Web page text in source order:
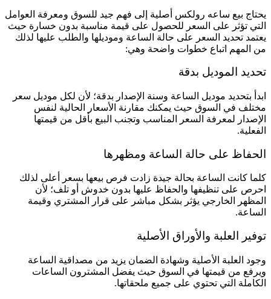
يحتاج بيع ساعه رولكس أصلية إلى فهم جيد للسوق ومعرفة العوامل
التي تؤثر على السعر للحصول على قيمة مناسبة بدون خسارة حيث
يعتمد تحديد السعر على حالة الساعة وموديلها والطلب عليها لذلك
من المهم اتباع خطوات واضحة وهي:
تحديد الموديل بدقة
ابدأ بتحديد موديل الساعة وسنة الإصدار بدقة؛ لأن لكل موديل سعر
مختلف في السوق حيث يمكنك مقارنة الأسعار الحالية لنفس
الإصدار لمعرفة السعر المناسب وتجنب البيع بأقل من قيمتها
الفعلية.
الحفاظ على حالة الساعة ومظهرها
كلما كانت الساعة بحالة جيدة زادت فرص بيعها بسعر أعلى لذلك
احرص على تنظيفها والحفاظ عليها بدون خدوش أو تلف؛ لأن
المظهر الخارجي يؤثر بشكل مباشر على قرار المشتري وقيمة
الساعة.
توفير العلبة والأوراق الأصلية
وجود العلبة الأصلية وشهادة الضمان يزيد من مصداقية الساعة
ويرفع من قيمتها في السوق حيث يفضل المشترون الساعات
الكاملة التي تحتوي على جميع ملحقاتها.